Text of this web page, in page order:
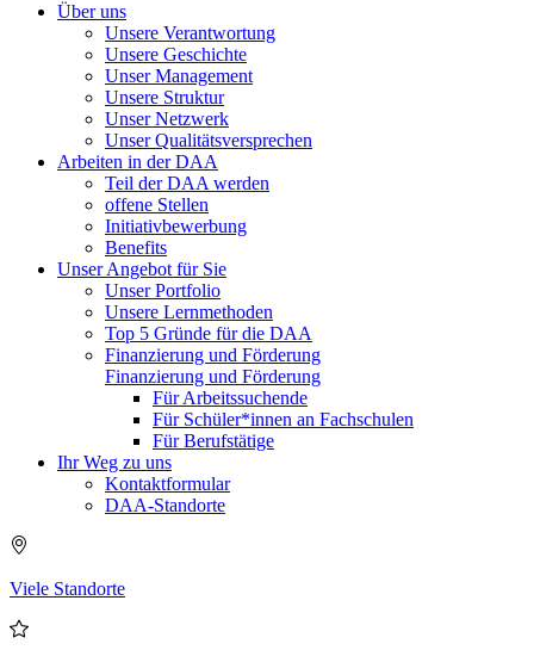
Über uns
Unsere Verantwortung
Unsere Geschichte
Unser Management
Unsere Struktur
Unser Netzwerk
Unser Qualitätsversprechen
Arbeiten in der DAA
Teil der DAA werden
offene Stellen
Initiativbewerbung
Benefits
Unser Angebot für Sie
Unser Portfolio
Unsere Lernmethoden
Top 5 Gründe für die DAA
Finanzierung und Förderung
Finanzierung und Förderung
Für Arbeitssuchende
Für Schüler*innen an Fachschulen
Für Berufstätige
Ihr Weg zu uns
Kontaktformular
DAA-Standorte
Viele Standorte